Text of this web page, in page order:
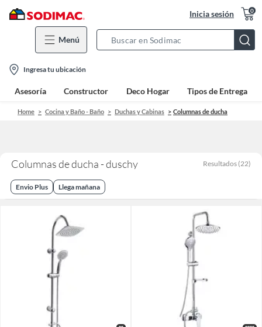
Inicia sesión 0
Menú
Bar
location-
icon
Ingresa tu ubicación
Asesoría Constructor Deco Hogar Tipos de Entrega
Home Cocina y Baño - Baño Duchas y Cabinas Columnas de ducha
Columnas de ducha - duschy Resultados (22)
Envio Plus Llega mañana